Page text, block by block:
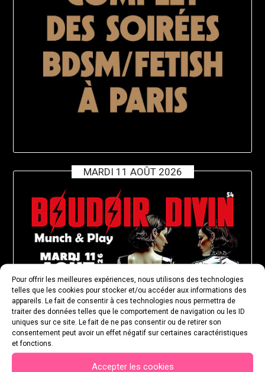
Pour offrir les meilleures expériences, nous utilisons des technologies
telles que les cookies pour stocker et/ou accéder aux informations des
appareils. Le fait de consentir à ces technologies nous permettra de
traiter des données telles que le comportement de navigation ou les ID
uniques sur ce site. Le fait de ne pas consentir ou de retirer son
consentement peut avoir un effet négatif sur certaines caractéristiques
et fonctions.
Accepter les cookies
MARDI 11 AOÛT 2026